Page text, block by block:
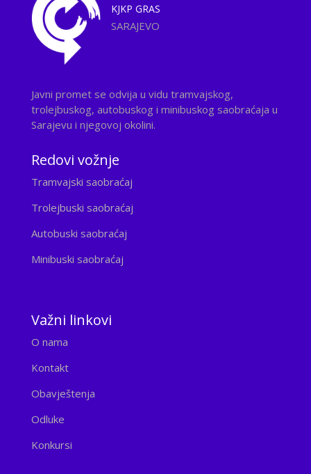
KJKP GRAS
SARAJEVO
Javni promet se odvija u vidu tramvajskog,
trolejbuskog, autobuskog i minibuskog saobraćaja u
Sarajevu i njegovoj okolini.
Redovi vožnje
Tramvajski saobraćaj
Trolejbuski saobraćaj
Autobuski saobraćaj
Minibuski saobraćaj
Važni linkovi
O nama
Kontakt
Obavještenja
Odluke
Konkursi